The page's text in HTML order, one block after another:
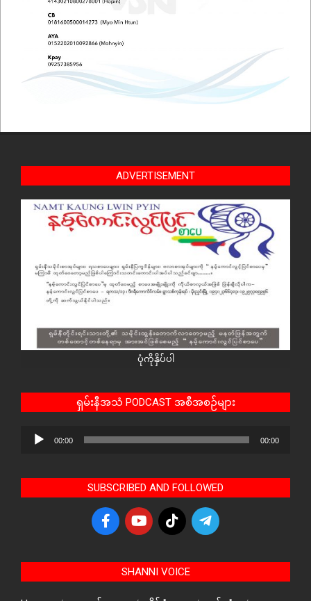
ADVERTISEMENT
ပုံကိုနှိပ်ပါ
ရှမ်းနီအသံ PODCAST အစီအစဉ်များ
Audio
00:00 00:00
SUBSCRIBED AND FOLLOWED
SHANNI VOICE